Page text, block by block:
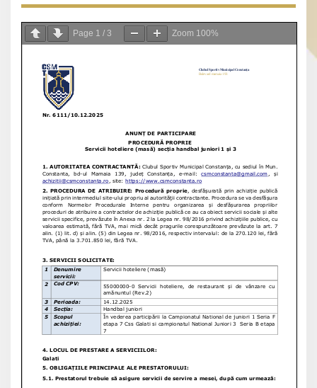
Page 1 / 3 Zoom 100%